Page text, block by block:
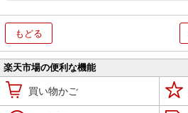
もどる
楽天市場の便利な機能
買い物かご